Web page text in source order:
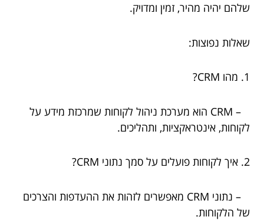
שלהם יהיה מהיר, זמין ומדויק.
שאלות נפוצות:
1. מהו CRM?
– CRM הוא מערכת ניהול לקוחות שמרכזת מידע על
לקוחות, אינטראקציות, ותהליכים.
2. איך לקוחות פועלים על סמך נתוני CRM?
– נתוני CRM מאפשרים לזהות את ההעדפות והצרכים
של הלקוחות.